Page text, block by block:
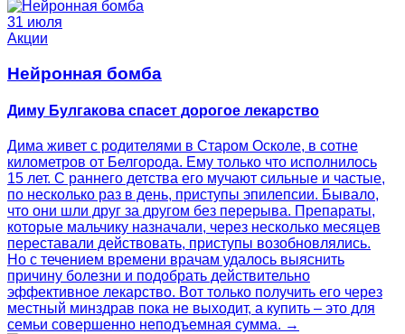
31 июля
Акции
Нейронная бомба
Диму Булгакова спасет дорогое лекарство
Дима живет с родителями в Старом Осколе, в сотне
километров от Белгорода. Ему только что исполнилось
15 лет. С раннего детства его мучают сильные и частые,
по несколько раз в день, приступы эпилепсии. Бывало,
что они шли друг за другом без перерыва. Препараты,
которые мальчику назначали, через несколько месяцев
переставали действовать, приступы возобновлялись.
Но с течением времени врачам удалось выяснить
причину болезни и подобрать действительно
эффективное лекарство. Вот только получить его через
местный минздрав пока не выходит, а купить – это для
семьи совершенно неподъемная сумма. →